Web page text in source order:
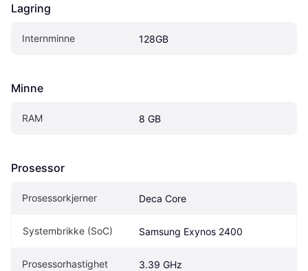
Lagring
Internminne 128GB
Minne
RAM 8 GB
Prosessor
Prosessorkjerner Deca Core
Systembrikke (SoC) Samsung Exynos 2400
Prosessorhastighet 3.39 GHz